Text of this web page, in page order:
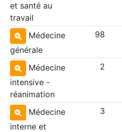
et santé au
travail
Médecine
générale
98
Médecine
intensive -
réanimation
2
Médecine
interne et
3